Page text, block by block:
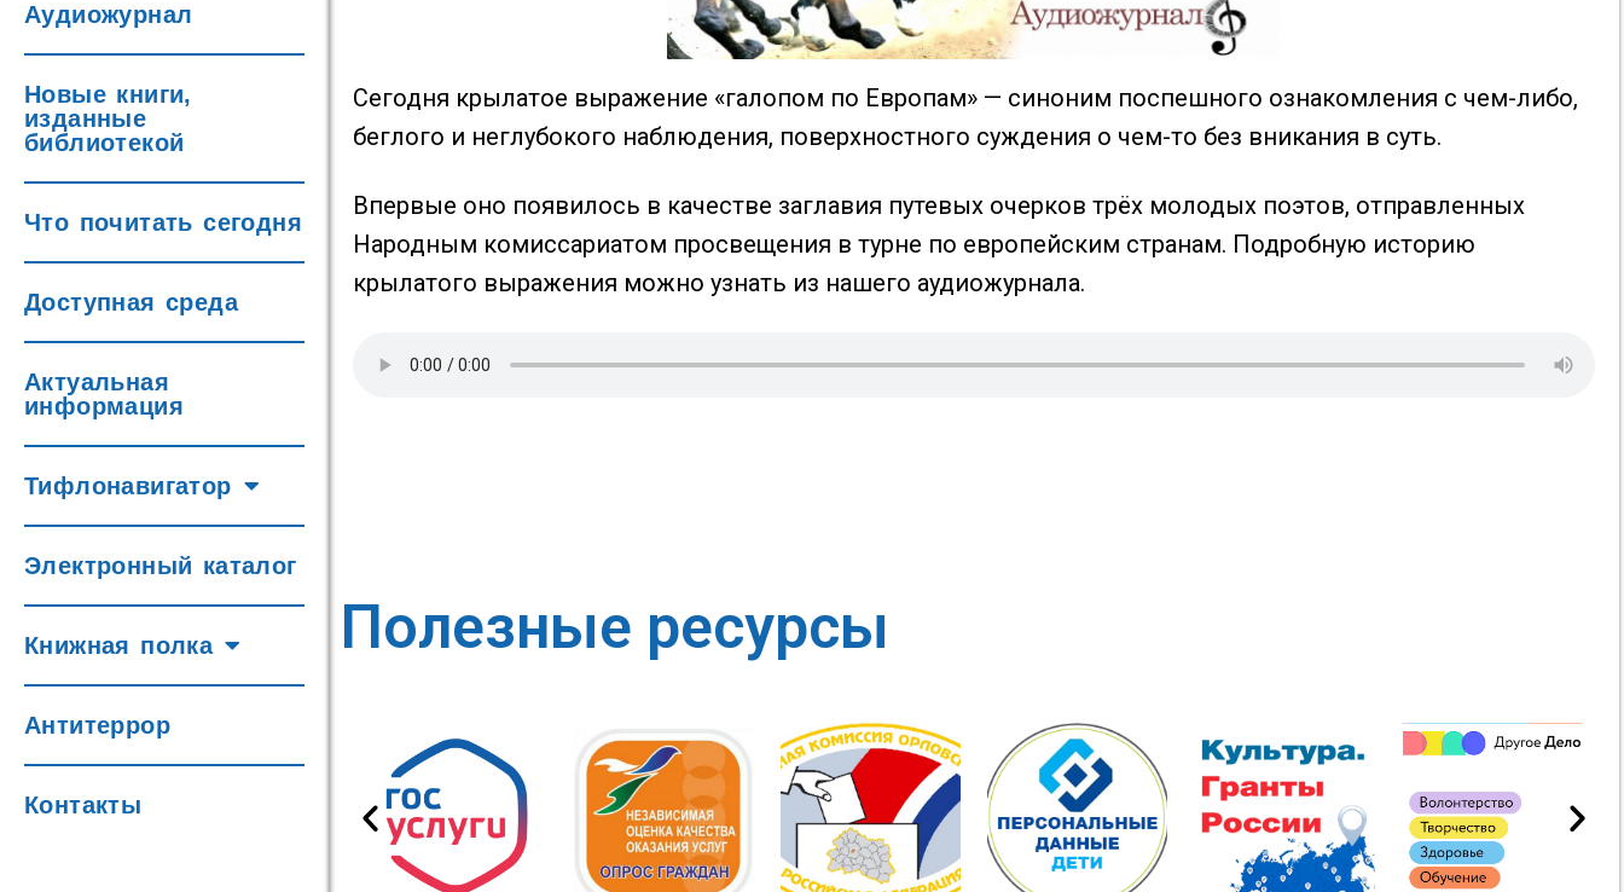
Аудиожурнал
Новые книги,
изданные
библиотекой
Что почитать сегодня
Доступная среда
Актуальная
информация
Тифлонавигатор
Электронный каталог
Книжная полка
Антитеррор
Контакты
Cегодня крылатое выражение «галопом по Европам» — синоним поспешного ознакомления с чем-либо,
беглого и неглубокого наблюдения, поверхностного суждения о чем-то без вникания в суть.
Впервые оно появилось в качестве заглавия путевых очерков трёх молодых поэтов, отправленных
Народным комиссариатом просвещения в турне по европейским странам. Подробную историю
крылатого выражения можно узнать из нашего аудиожурнала.
Полезные ресурсы